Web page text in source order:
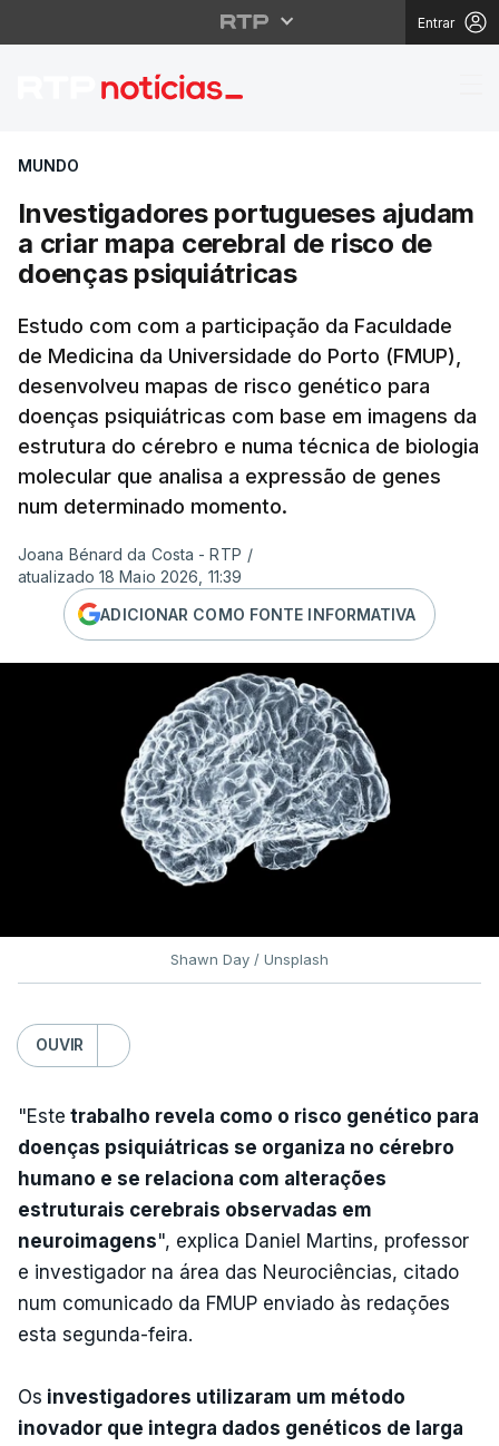
Entrar
Investigadores
MUNDO
Investigadores portugueses ajudam
a criar mapa cerebral de risco de
doenças psiquiátricas
Estudo com com a participação da Faculdade
de Medicina da Universidade do Porto (FMUP),
desenvolveu mapas de risco genético para
doenças psiquiátricas com base em imagens da
estrutura do cérebro e numa técnica de biologia
molecular que analisa a expressão de genes
num determinado momento.
Joana Bénard da Costa - RTP /
atualizado 18 Maio 2026, 11:39
ADICIONAR COMO FONTE INFORMATIVA
Shawn Day / Unsplash
OUVIR
"Este trabalho revela como o risco genético para
doenças psiquiátricas se organiza no cérebro
humano e se relaciona com alterações
estruturais cerebrais observadas em
neuroimagens", explica Daniel Martins, professor
e investigador na área das Neurociências, citado
num comunicado da FMUP enviado às redações
esta segunda-feira.
Os investigadores utilizaram um método
inovador que integra dados genéticos de larga